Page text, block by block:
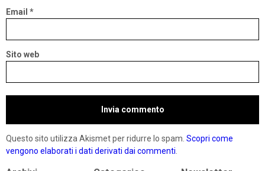
Email *
Sito web
Questo sito utilizza Akismet per ridurre lo spam. Scopri come
vengono elaborati i dati derivati dai commenti.